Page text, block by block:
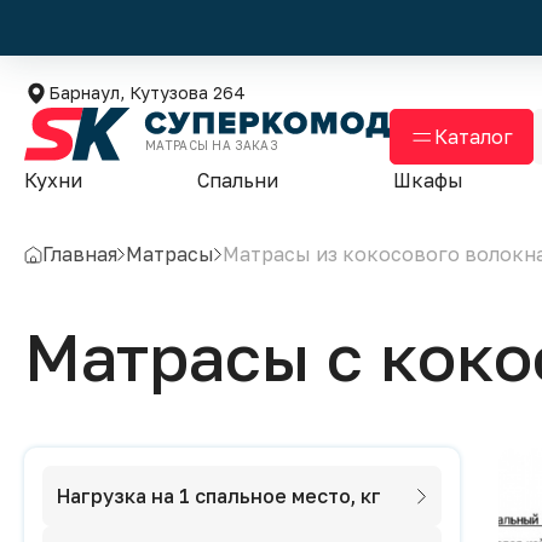
Барнаул, Кутузова 264
МАТРАСЫ НА ЗАКАЗ Каталог
Кухни
Спальни Шкафы
Главная Матрасы Матрасы из кокосового
Матрасы с
Нагрузка на 1 спальное место, кг